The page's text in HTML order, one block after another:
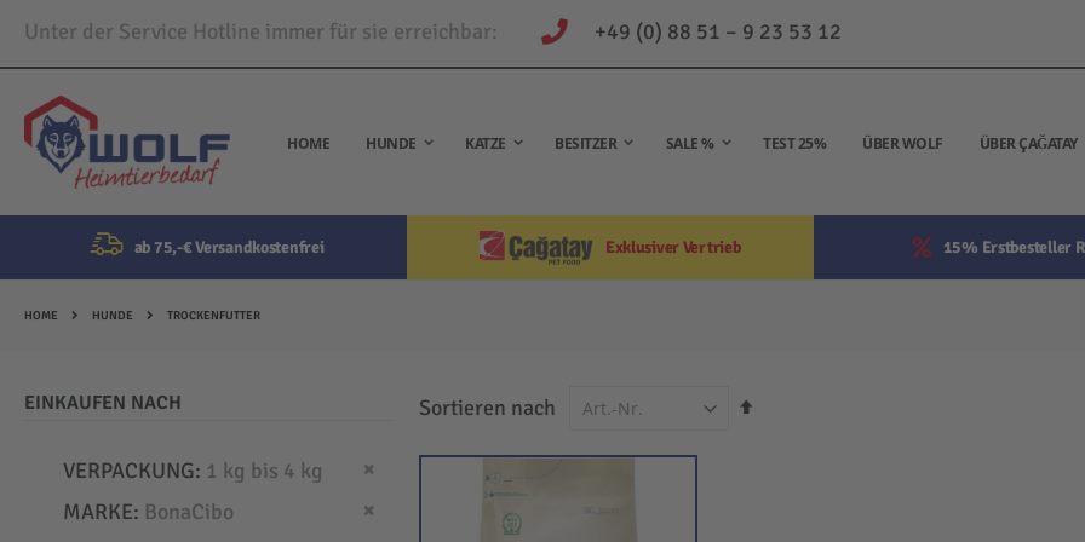
Unter der Service Hotline immer für sie erreichbar: +49 (0) 88 51 – 9 23 53 12
Direkt
zum
Inhalt
HOME HUNDE KATZE BESITZER SALE % TEST 25% ÜBER WOLF ÜBER ÇAĞATAY
ab 75,-€ Versandkostenfrei Exklusiver Vertrieb 15% Erstbesteller
HOME HUNDE TROCKENFUTTER
Sortieren nach
In
EINKAUFEN NACH
VERPACKUNG 1 kg bis 4 kg
MARKE BonaCibo
Dies entfernen